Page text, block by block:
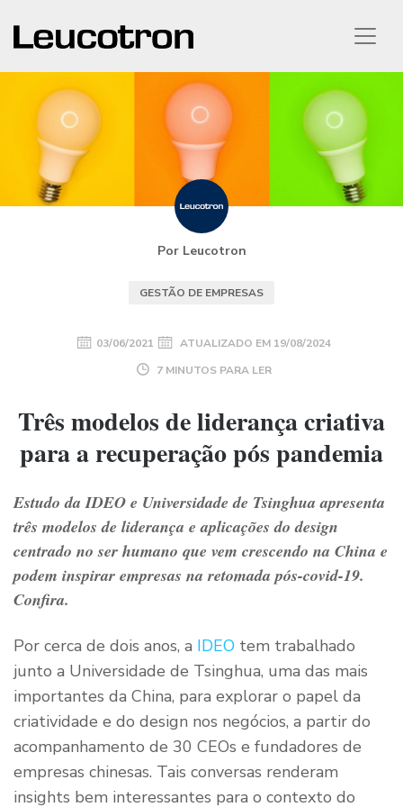
Por Leucotron
GESTÃO DE EMPRESAS
03/06/2021 ATUALIZADO EM 19/08/2024
7 MINUTOS PARA LER
Três modelos de liderança criativa
para a recuperação pós pandemia
Estudo da IDEO e Universidade de Tsinghua apresenta
três modelos de liderança e aplicações do design
centrado no ser humano que vem crescendo na China e
podem inspirar empresas na retomada pós-covid-19.
Confira.
Por cerca de dois anos, a IDEO tem trabalhado
junto a Universidade de Tsinghua, uma das mais
importantes da China, para explorar o papel da
criatividade e do design nos negócios, a partir do
acompanhamento de 30 CEOs e fundadores de
empresas chinesas. Tais conversas renderam
insights bem interessantes para o contexto do